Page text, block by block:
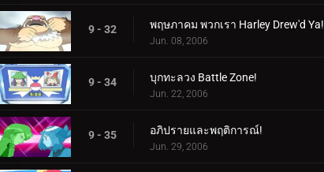
9 - 32 พฤษภาคม พวกเรา Harley Drew'd Ya!
Jun. 08, 2006
9 - 34 บุกทะลวง Battle Zone!
Jun. 22, 2006
9 - 35 อภิปรายและพฤติการณ์!
Jun. 29, 2006